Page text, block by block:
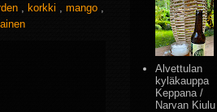
korkki mango
Alvettulan
kyläkauppa
Keppana /
Narvan Kiulu